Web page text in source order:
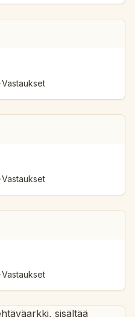
·Vastaukset
·Vastaukset
·Vastaukset